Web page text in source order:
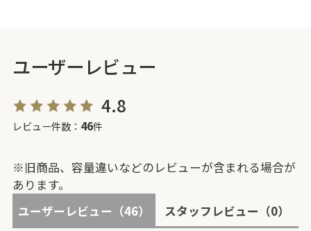
ユーザーレビュー
4.8
レビュー件数： 46件
※旧商品、容量違いなどのレビューが含まれる場合が
あります。
ユーザーレビュー （46） スタッフレビュー （0）